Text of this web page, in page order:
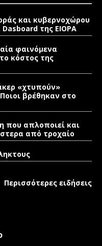
και κυβερνοχώρου
της EIOPA
φαινόμενα
κόστος της
«χτυπούν»
βρέθηκαν στο
που απλοποιεί και
από τροχαίο
Περισσότερες ειδήσεις